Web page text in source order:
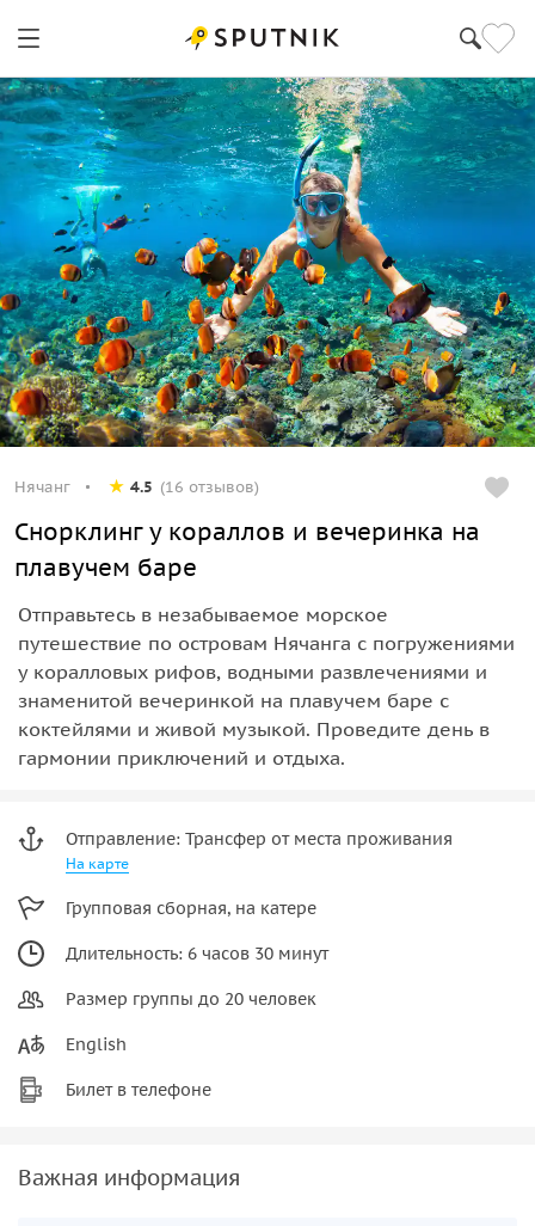
Нячанг 4.5 (16 отзывов)
Снорклинг у кораллов и вечеринка на
плавучем баре
Отправьтесь в незабываемое морское
путешествие по островам Нячанга с погружениями
у коралловых рифов, водными развлечениями и
знаменитой вечеринкой на плавучем баре с
коктейлями и живой музыкой. Проведите день в
гармонии приключений и отдыха.
Отправление: Трансфер от места проживания
На карте
Групповая сборная, на катере
Длительность: 6 часов 30 минут
Размер группы до 20 человек
English
Билет в телефоне
Важная информация